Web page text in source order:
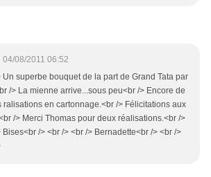
04/08/2011 06:52
Un superbe bouquet de la part de Grand Tata par
/> La mienne arrive...sous peu<br /> Encore de
ralisations en cartonnage.<br /> Félicitations aux
/> Merci Thomas pour deux réalisations.<br />
Bises<br /> <br /> <br /> Bernadette<br /> <br />